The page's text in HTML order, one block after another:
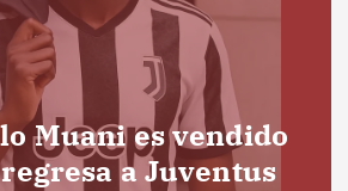
Muani es vendido
a Juventus